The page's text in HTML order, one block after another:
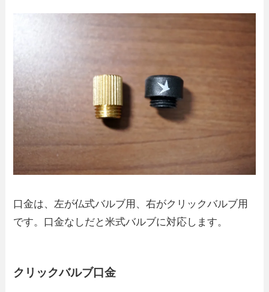
口金は、左が仏式バルブ用、右がクリックバルブ用
です。口金なしだと米式バルブに対応します。
クリックバルブ口金